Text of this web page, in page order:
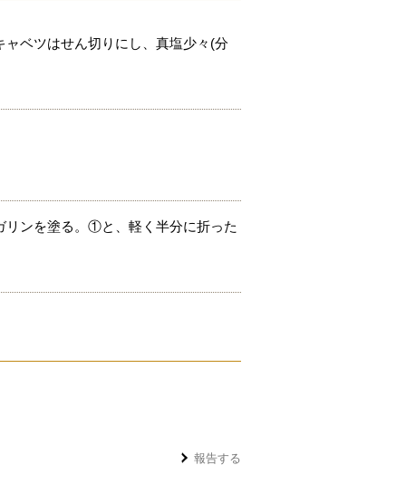
ベツはせん切りにし、真塩少々(分
リンを塗る。①と、軽く半分に折った
報告する